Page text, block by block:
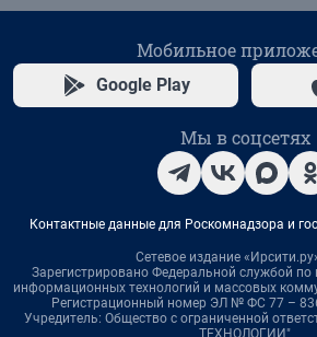
Мобильное
Google Play
Мы в соцсетях
Контактные данные для Роскомнадзора и
Сетевое издание
Зарегистрировано Федеральной службой по
информационных технологий и массовых
Регистрационный номер ЭЛ № ФС 77 –
Учредитель: Общество с ограниченной
ТЕХНОЛОГИИ"